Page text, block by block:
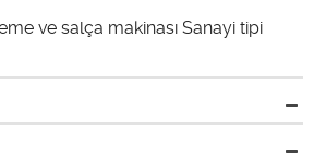
ve salça makinası Sanayi tipi